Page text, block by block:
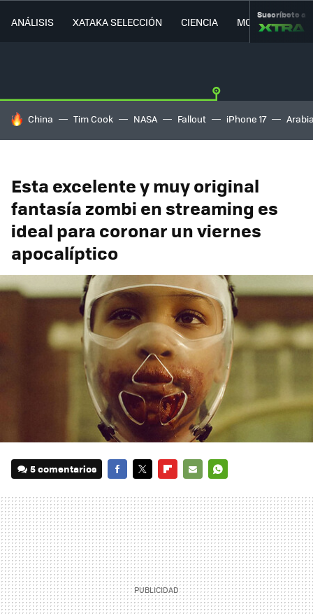
ANÁLISIS XATAKA SELECCIÓN CIENCIA MOVILIDAD
Suscríbete a
HOY SE HABLA DE
China Tim Cook NASA Fallout iPhone 17
Esta excelente y muy original
fantasía zombi en streaming es
ideal para coronar un viernes
apocalíptico
5 comentarios
MAIL